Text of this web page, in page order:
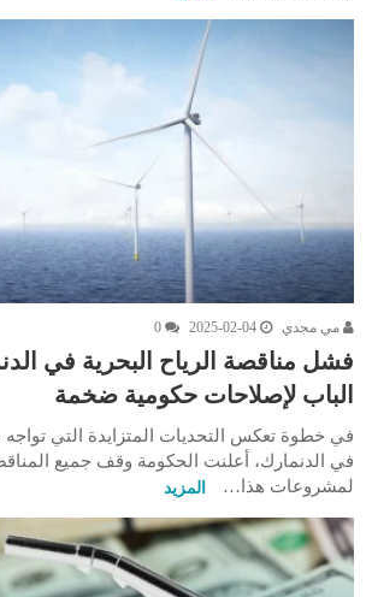
مي مجدي 2025-02-04
0
فشل مناقصة الرياح البحرية في
الباب لإصلاحات حكومية ضخمة
في خطوة تعكس التحديات المتزايدة التي تواجه
في الدنمارك، أعلنت الحكومة وقف جميع
لمشروعات هذا…
المزيد